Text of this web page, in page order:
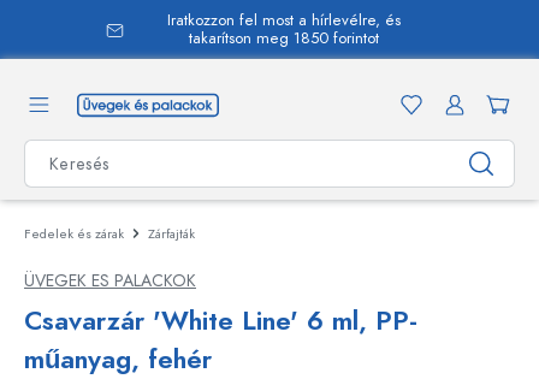
Iratkozzon fel most a hírlevélre, és
takarítson meg 1850 forintot
Fedelek és zárak Zárfajták
ÜVEGEK ES PALACKOK
Csavarzár 'White Line' 6 ml, PP-
műanyag, fehér